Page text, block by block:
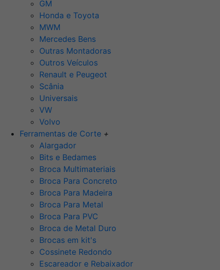
GM
Honda e Toyota
MWM
Mercedes Bens
Outras Montadoras
Outros Veículos
Renault e Peugeot
Scânia
Universais
VW
Volvo
Ferramentas de Corte +
Alargador
Bits e Bedames
Broca Multimateriais
Broca Para Concreto
Broca Para Madeira
Broca Para Metal
Broca Para PVC
Broca de Metal Duro
Brocas em kit's
Cossinete Redondo
Escareador e Rebaixador